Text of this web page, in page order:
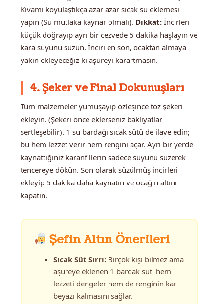
Kıvamı koyulaştıkça azar azar sıcak su eklemesi
yapın (Su mutlaka kaynar olmalı). Dikkat: İncirleri
küçük doğrayıp ayrı bir cezvede 5 dakika haşlayın ve
kara suyunu süzün. İnciri en son, ocaktan almaya
yakın ekleyeceğiz ki aşureyi karartmasın.
4. Şeker ve Final Dokunuşları
Tüm malzemeler yumuşayıp özleşince toz şekeri
ekleyin. (Şekeri önce eklerseniz bakliyatlar
sertleşebilir). 1 su bardağı sıcak sütü de ilave edin;
bu hem lezzet verir hem rengini açar. Ayrı bir yerde
kaynattığınız karanfillerin sadece suyunu süzerek
tencereye dökün. Son olarak süzülmüş incirleri
ekleyip 5 dakika daha kaynatın ve ocağın altını
kapatın.
Şefin Altın Önerileri
Sıcak Süt Sırrı: Birçok kişi bilmez ama
aşureye eklenen 1 bardak süt, hem
lezzeti dengeler hem de renginin kar
beyazı kalmasını sağlar.